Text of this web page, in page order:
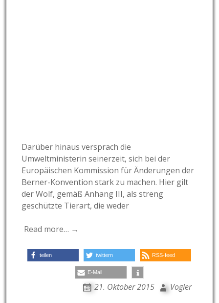
Darüber hinaus versprach die
Umweltministerin seinerzeit, sich bei der
Europäischen Kommission für Änderungen der
Berner-Konvention stark zu machen. Hier gilt
der Wolf, gemäß Anhang III, als streng
geschützte Tierart, die weder
Read more… →
teilen twittern RSS-feed
E-Mail
21. Oktober 2015 Vogler